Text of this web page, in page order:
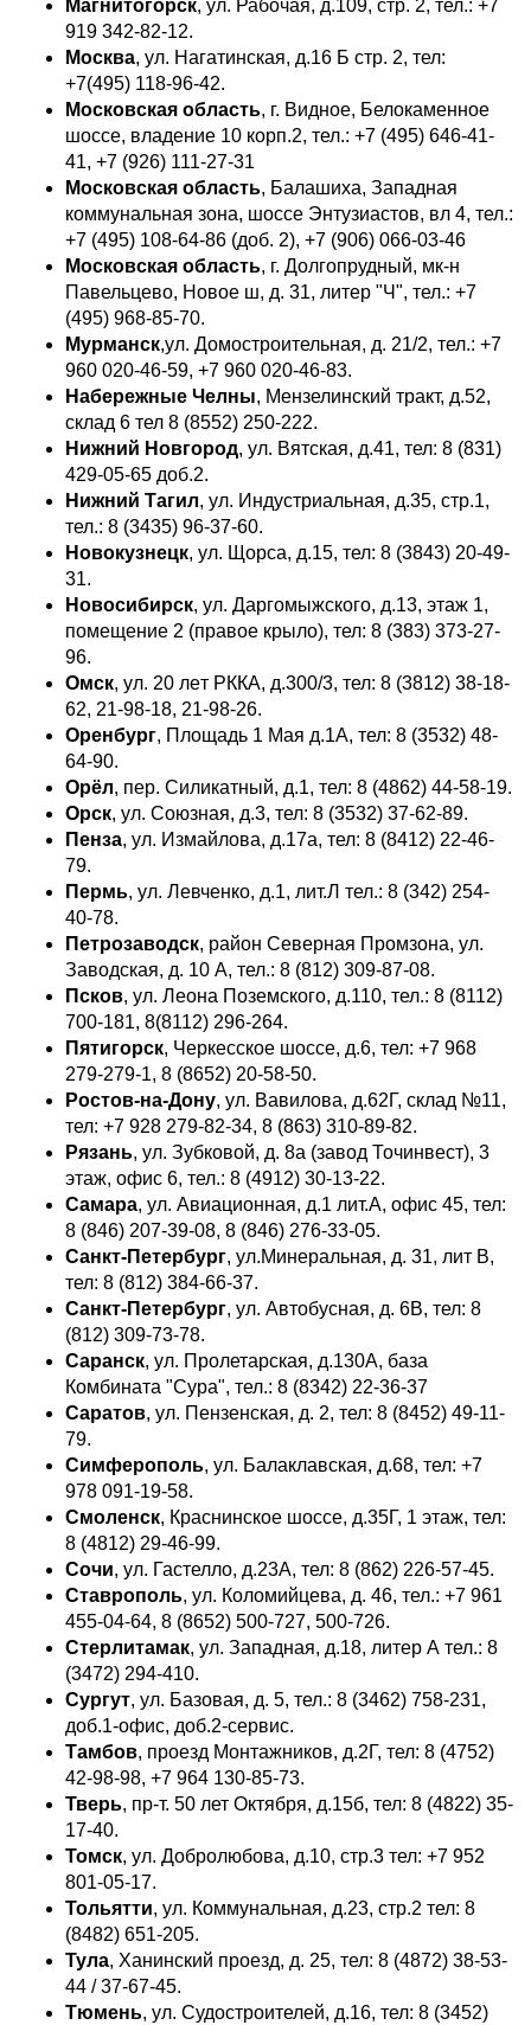
Магнитогорск, ул. Рабочая, д.109, стр. 2, тел.: +7
919 342-82-12.
Москва, ул. Нагатинская, д.16 Б стр. 2, тел:
+7(495) 118-96-42.
Московская область, г. Видное, Белокаменное
шоссе, владение 10 корп.2, тел.: +7 (495) 646-41-
41, +7 (926) 111-27-31
Московская область, Балашиха, Западная
коммунальная зона, шоссе Энтузиастов, вл 4, тел.:
+7 (495) 108-64-86 (доб. 2), +7 (906) 066-03-46
Московская область, г. Долгопрудный, мк-н
Павельцево, Новое ш, д. 31, литер "Ч", тел.: +7
(495) 968-85-70.
Мурманск,ул. Домостроительная, д. 21/2, тел.: +7
960 020-46-59, +7 960 020-46-83.
Набережные Челны, Мензелинский тракт, д.52,
склад 6 тел 8 (8552) 250-222.
Нижний Новгород, ул. Вятская, д.41, тел: 8 (831)
429-05-65 доб.2.
Нижний Тагил, ул. Индустриальная, д.35, стр.1,
тел.: 8 (3435) 96-37-60.
Новокузнецк, ул. Щорса, д.15, тел: 8 (3843) 20-49-
31.
Новосибирск, ул. Даргомыжского, д.13, этаж 1,
помещение 2 (правое крыло), тел: 8 (383) 373-27-
96.
Омск, ул. 20 лeт РККА, д.300/3, тел: 8 (3812) 38-18-
62, 21-98-18, 21-98-26.
Оренбург, Площадь 1 Мая д.1А, тел: 8 (3532) 48-
64-90.
Орёл, пер. Силикатный, д.1, тел: 8 (4862) 44-58-19.
Орск, ул. Союзная, д.3, тел: 8 (3532) 37-62-89.
Пенза, ул. Измайлова, д.17а, тел: 8 (8412) 22-46-
79.
Пермь, ул. Левченко, д.1, лит.Л тел.: 8 (342) 254-
40-78.
Петрозаводск, район Северная Промзона, ул.
Заводская, д. 10 А, тел.: 8 (812) 309-87-08.
Псков, ул. Леона Поземского, д.110, тел.: 8 (8112)
700-181, 8(8112) 296-264.
Пятигорск, Черкесское шоссе, д.6, тел: +7 968
279-279-1, 8 (8652) 20-58-50.
Ростов-на-Дону, ул. Вавилова, д.62Г, склад №11,
тел: +7 928 279-82-34, 8 (863) 310-89-82.
Рязань, ул. Зубковой, д. 8а (завод Точинвест), 3
этаж, офис 6, тел.: 8 (4912) 30-13-22.
Самара, ул. Авиационная, д.1 лит.А, офис 45, тел:
8 (846) 207-39-08, 8 (846) 276-33-05.
Санкт-Петербург, ул.Минеральная, д. 31, лит В,
тел: 8 (812) 384-66-37.
Санкт-Петербург, ул. Автобусная, д. 6B, тел: 8
(812) 309-73-78.
Саранск, ул. Пролетарская, д.130А, база
Комбината "Сура", тел.: 8 (8342) 22-36-37
Саратов, ул. Пензенская, д. 2, тел: 8 (8452) 49-11-
79.
Симферополь, ул. Балаклавская, д.68, тел: +7
978 091-19-58.
Смоленск, Краснинское шоссе, д.35Г, 1 этаж, тел:
8 (4812) 29-46-99.
Сочи, ул. Гастелло, д.23А, тел: 8 (862) 226-57-45.
Ставрополь, ул. Коломийцева, д. 46, тел.: +7 961
455-04-64, 8 (8652) 500-727, 500-726.
Стерлитамак, ул. Западная, д.18, литер А тел.: 8
(3472) 294-410.
Сургут, ул. Базовая, д. 5, тел.: 8 (3462) 758-231,
доб.1-офис, доб.2-сервис.
Тамбов, проезд Монтажников, д.2Г, тел: 8 (4752)
42-98-98, +7 964 130-85-73.
Тверь, пр-т. 50 лет Октября, д.15б, тел: 8 (4822) 35-
17-40.
Томск, ул. Добролюбова, д.10, стр.3 тел: +7 952
801-05-17.
Тольятти, ул. Коммунальная, д.23, стр.2 тел: 8
(8482) 651-205.
Тула, Ханинский проезд, д. 25, тел: 8 (4872) 38-53-
44 / 37-67-45.
Тюмень, ул. Судостроителей, д.16, тел: 8 (3452)